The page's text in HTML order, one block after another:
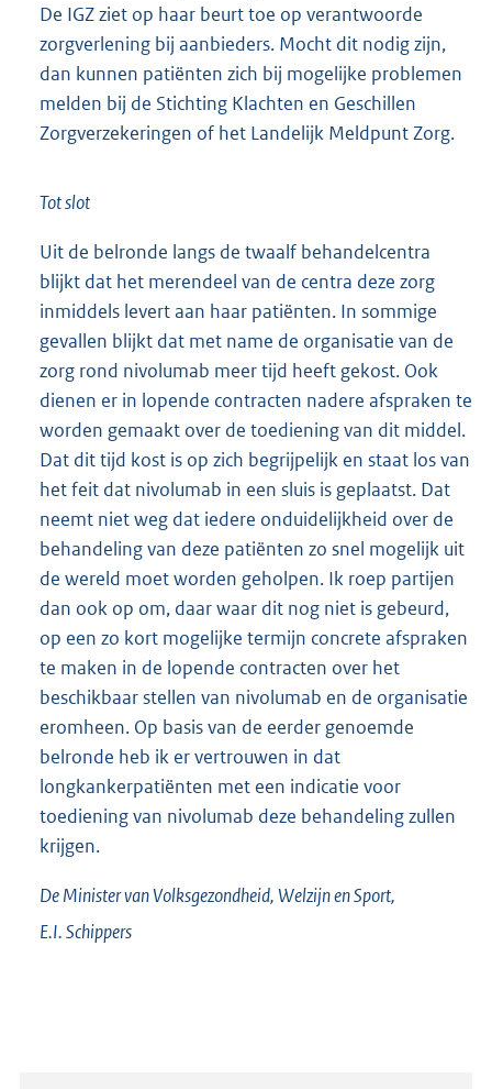
De IGZ ziet op haar beurt toe op verantwoorde
zorgverlening bij aanbieders. Mocht dit nodig zijn,
dan kunnen patiënten zich bij mogelijke problemen
melden bij de Stichting Klachten en Geschillen
Zorgverzekeringen of het Landelijk Meldpunt Zorg.
Tot slot
Uit de belronde langs de twaalf behandelcentra
blijkt dat het merendeel van de centra deze zorg
inmiddels levert aan haar patiënten. In sommige
gevallen blijkt dat met name de organisatie van de
zorg rond nivolumab meer tijd heeft gekost. Ook
dienen er in lopende contracten nadere afspraken te
worden gemaakt over de toediening van dit middel.
Dat dit tijd kost is op zich begrijpelijk en staat los van
het feit dat nivolumab in een sluis is geplaatst. Dat
neemt niet weg dat iedere onduidelijkheid over de
behandeling van deze patiënten zo snel mogelijk uit
de wereld moet worden geholpen. Ik roep partijen
dan ook op om, daar waar dit nog niet is gebeurd,
op een zo kort mogelijke termijn concrete afspraken
te maken in de lopende contracten over het
beschikbaar stellen van nivolumab en de organisatie
eromheen. Op basis van de eerder genoemde
belronde heb ik er vertrouwen in dat
longkankerpatiënten met een indicatie voor
toediening van nivolumab deze behandeling zullen
krijgen.
De Minister van Volksgezondheid, Welzijn en Sport,
E.I.Schippers